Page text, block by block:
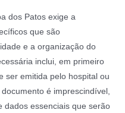
dos Patos exige a
que são
e a organização do
inclui, em primeiro
ser emitida pelo hospital ou
é imprescindível,
dados essenciais que serão